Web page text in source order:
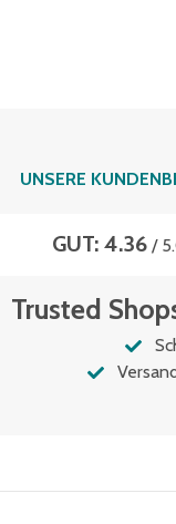
UNSERE
GUT: 4.36 /
Trusted